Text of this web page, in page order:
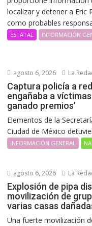
localizar y detener a Eric
como probables
ESTATAL INFORMACIÓN
agosto 6, 2026 La
Captura policía a
engañaba a
ganado premios’
Elementos de la
Ciudad de México
INFORMACIÓN GENERAL
agosto 6, 2026 La
Explosión de pipa
movilización de
varias casas
Una fuerte movilización